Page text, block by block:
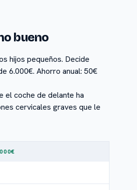
bueno
hijos pequeños. Decide
6.000€. Ahorro anual: 50€
el coche de delante ha
cervicales graves que le